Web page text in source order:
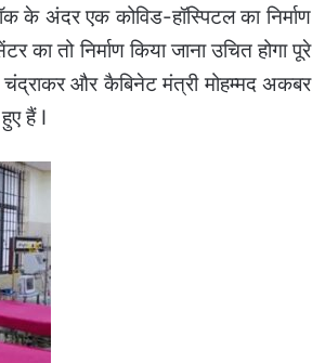
के अंदर एक कोविड-हॉस्पिटल का निर्माण
तो निर्माण किया जाना उचित होगा पूरे
चंद्राकर और कैबिनेट मंत्री मोहम्मद अकबर
हैं I